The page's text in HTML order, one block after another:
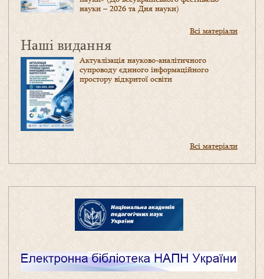
науки – 2026 та Дня науки)
Всі матеріали
Наші видання
Актуалізація науково-аналітичного
супроводу єдиного інформаційного
простору відкритої освіти
Всі матеріали